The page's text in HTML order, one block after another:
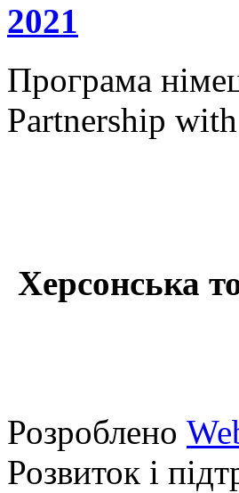
2021
Програма
Partnership
Херсонська
Розроблено
Розвиток і